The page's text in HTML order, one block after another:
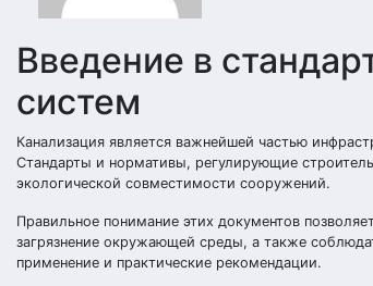
Введение в
систем
Канализация является важнейшей частью
Стандарты и нормативы, регулирующие
экологической совместимости сооружений.
Правильное понимание этих документов
загрязнение окружающей среды, а также
применение и практические рекомендации.